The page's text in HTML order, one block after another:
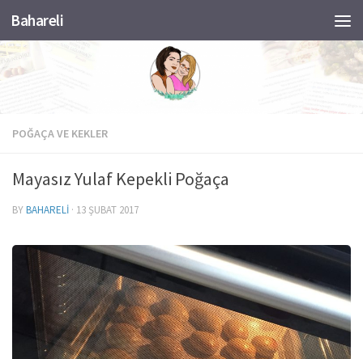
Skip to content
Bahareli
POĞAÇA VE KEKLER
Mayasız Yulaf Kepekli Poğaça
BYBAHARELI · 13 ŞUBAT 2017